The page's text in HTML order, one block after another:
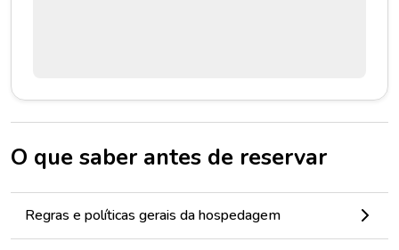
O que saber antes de reservar
Regras e políticas gerais da hospedagem